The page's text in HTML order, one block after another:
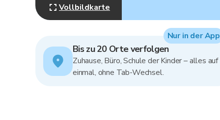
Vollbildkarte
Bis zu 20 Orte verfolgen
Zuhause, Büro, Schule der Kinder – alles auf
einmal, ohne Tab-Wechsel.
Nur in der App